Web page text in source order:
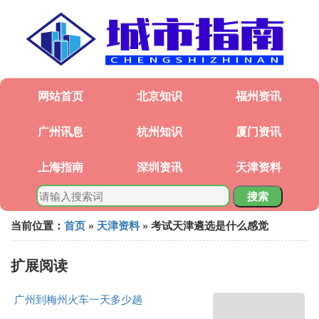
网站首页 北京知识 福州资讯
广州讯息 杭州知识 厦门资讯
上海指南 深圳资讯 天津资料
搜索
当前位置： 首页 » 天津资料 » 考试天津遴选是什么感觉
扩展阅读
广州到梅州火车一天多少趟